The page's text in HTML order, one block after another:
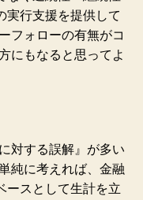
実行支援を提供して
フォローの有無がコ
にもなると思ってよ
対する誤解』が多い
純に考えれば、金融
ースとして生計を立